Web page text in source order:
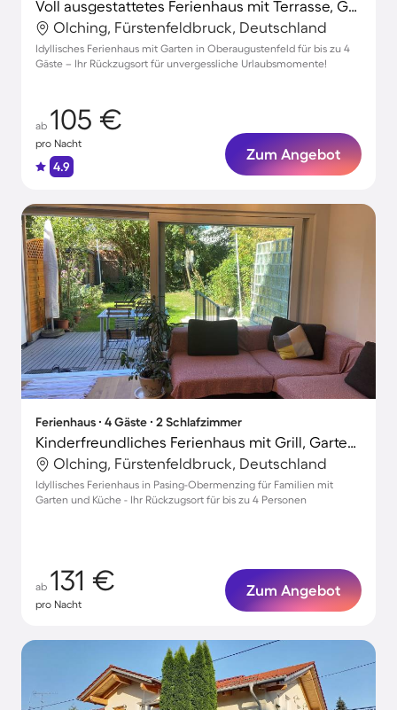
Voll ausgestattetes Ferienhaus mit Terrasse, Garten und Grill
Olching, Fürstenfeldbruck, Deutschland
Idyllisches Ferienhaus mit Garten in Oberaugustenfeld für bis zu 4
Gäste – Ihr Rückzugsort für unvergessliche Urlaubsmomente!
ab 105 €
pro Nacht
4.9
Zum Angebot
Ferienhaus ∙ 4 Gäste ∙ 2 Schlafzimmer
Kinderfreundliches Ferienhaus mit Grill, Garten und Terrasse | Stadtblick | Ideal für Homeoffice
Olching, Fürstenfeldbruck, Deutschland
Idyllisches Ferienhaus in Pasing-Obermenzing für Familien mit
Garten und Küche - Ihr Rückzugsort für bis zu 4 Personen
ab 131 €
pro Nacht
Zum Angebot